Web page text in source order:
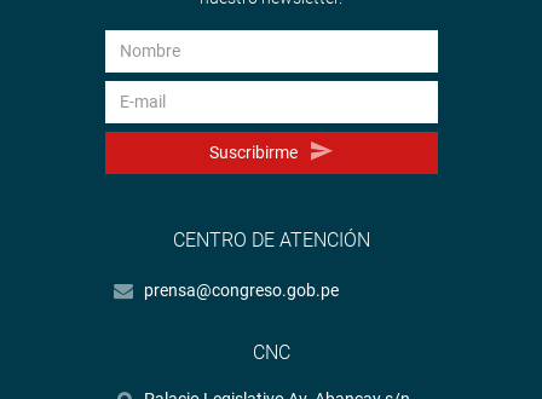
Suscribirme
CENTRO DE ATENCIÓN
prensa@congreso.gob.pe
CNC